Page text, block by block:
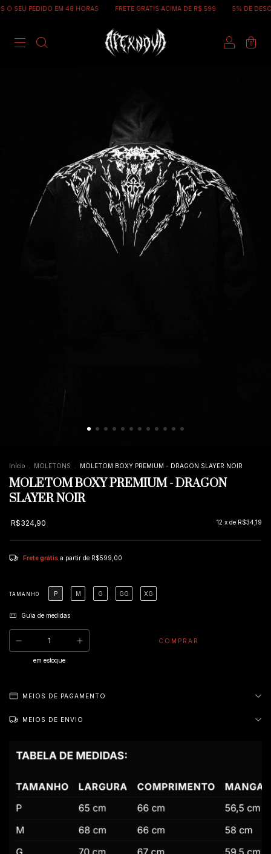
EM 48 HORAS FRETE GRATIS ACIMA DE R$ 599 5% DE DESCONTO NO
0
Início MOLETONS MOLETOM BOXY PREMIUM - DRAGON SLAYER NOIR
MOLETOM BOXY PREMIUM - DRAGON
SLAYER NOIR
R$324,90 12 x de R$34,19
Frete grátis a partir de R$599,00
TAMANHO P M G GG XG
Guia de medidas
em estoque
MEIOS DE PAGAMENTO
MEIOS DE ENVIO